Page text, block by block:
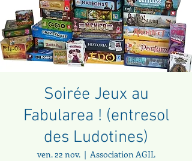
Soirée Jeux au
Fabularea ! (entresol
des Ludotines)
ven. 22 nov.
  |
Association AGIL